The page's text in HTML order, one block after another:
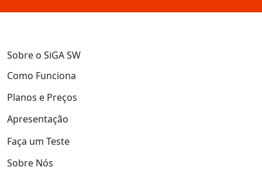
Sobre o SiGA SW
Como Funciona
Planos e Preços
Apresentação
Faça um Teste
Sobre Nós